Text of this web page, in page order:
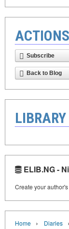
ACTIONS
Subscribe
Back to Blog
ELIB.NG -
Create your
Home › Diaries ›